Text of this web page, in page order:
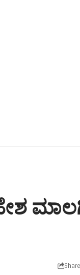
Share